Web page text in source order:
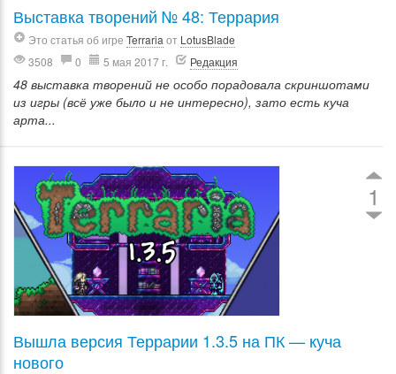
Выставка творений № 48: Террария
Это статья об игре Terraria от LotusBlade
3508
0 5 мая 2017 г. Редакция
48 выставка творений не особо порадовала скриншотами
из игры (всё уже было и не интересно), зато есть куча
арта...
1
Вышла версия Террарии 1.3.5 на ПК — куча
нового